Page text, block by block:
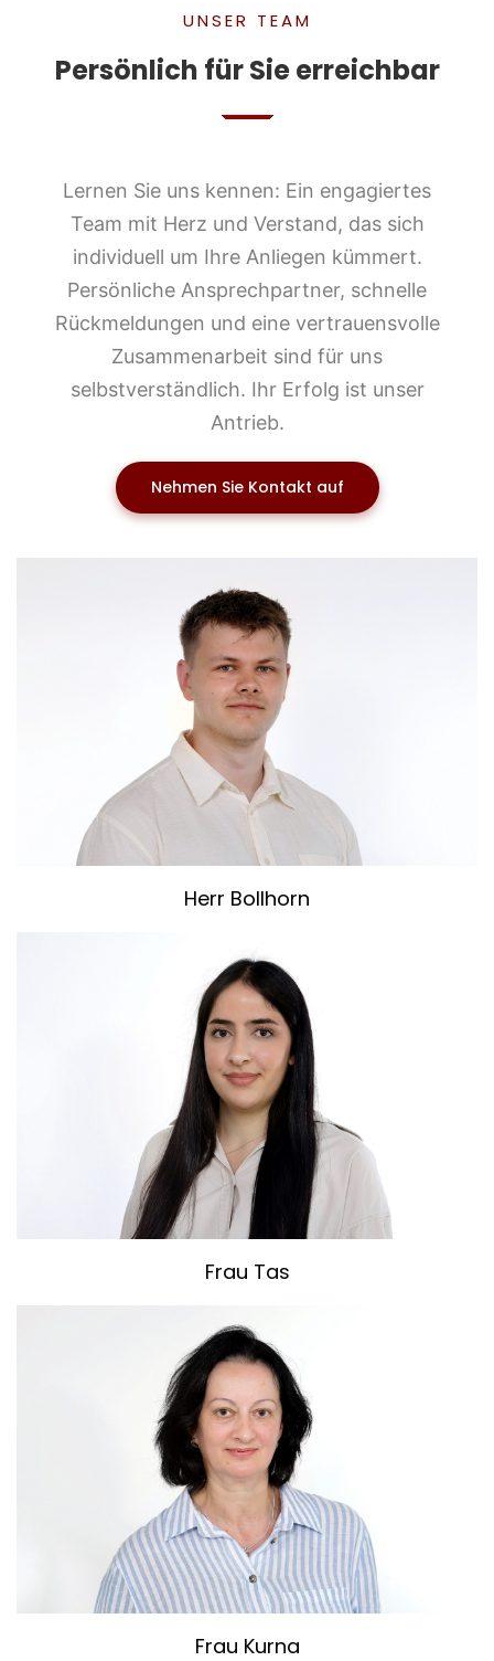
UNSER TEAM
Persönlich für Sie erreichbar
Lernen Sie uns kennen: Ein engagiertes
Team mit Herz und Verstand, das sich
individuell um Ihre Anliegen kümmert.
Persönliche Ansprechpartner, schnelle
Rückmeldungen und eine vertrauensvolle
Zusammenarbeit sind für uns
selbstverständlich. Ihr Erfolg ist unser
Antrieb.
Nehmen Sie Kontakt auf
Herr Bollhorn
Frau Tas
Frau Kurna